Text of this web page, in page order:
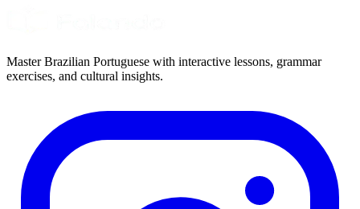
Master Brazilian Portuguese with interactive lessons, grammar
exercises, and cultural insights.